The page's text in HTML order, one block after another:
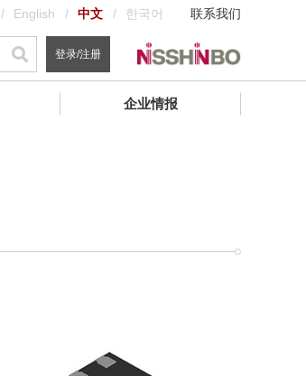
English 中文 한국어 联系我们
登录/注册
企业情报